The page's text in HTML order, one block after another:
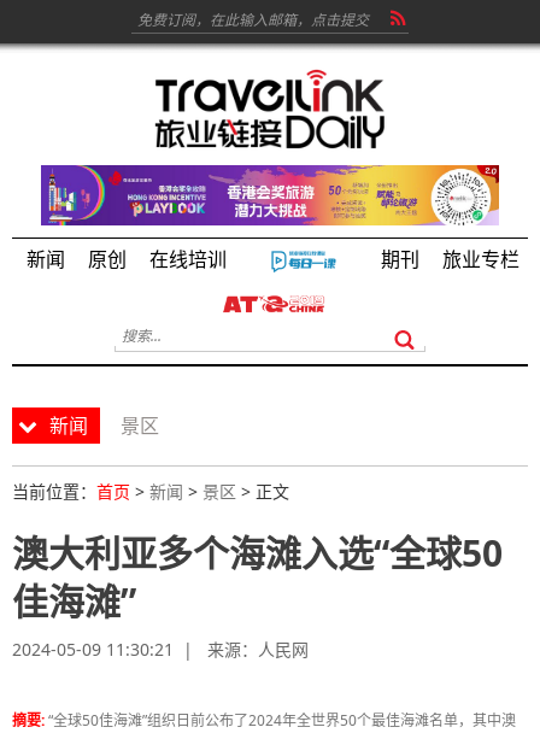
新闻 原创 在线培训 期刊 旅业专栏
新闻 景区
当前位置： 首页 > 新闻 > 景区 > 正文
澳大利亚多个海滩入选“全球50
佳海滩”
2024-05-09 11:30:21 | 来源： 人民网
摘要:“全球50佳海滩”组织日前公布了2024年全世界50个最佳海滩名单，其中澳